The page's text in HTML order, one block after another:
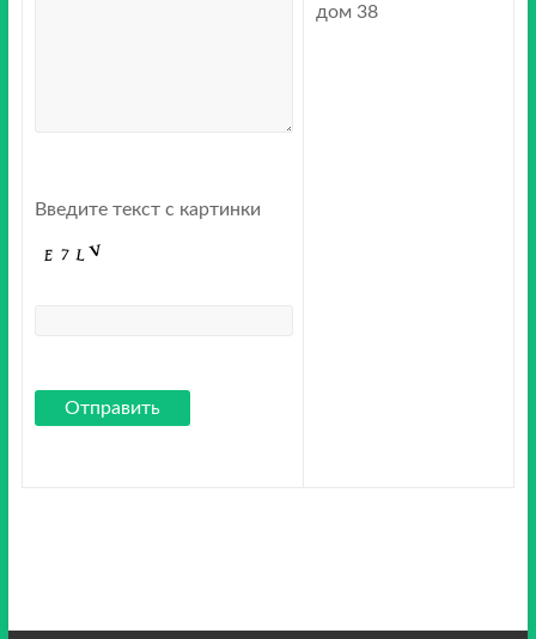
Введите текст с картинки
дом 38